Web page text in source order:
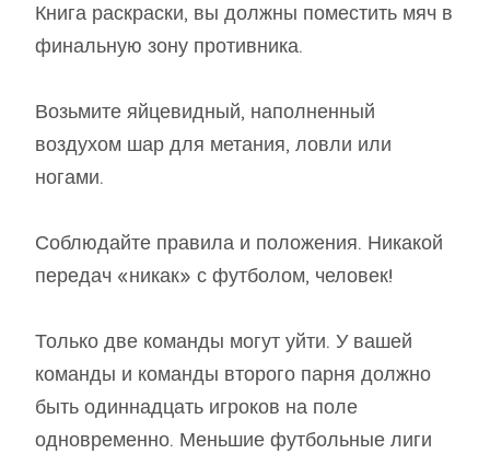
Книга раскраски, вы должны поместить мяч в
финальную зону противника.
Возьмите яйцевидный, наполненный
воздухом шар для метания, ловли или
ногами.
Соблюдайте правила и положения. Никакой
передач «никак» с футболом, человек!
Только две команды могут уйти. У вашей
команды и команды второго парня должно
быть одиннадцать игроков на поле
одновременно. Меньшие футбольные лиги